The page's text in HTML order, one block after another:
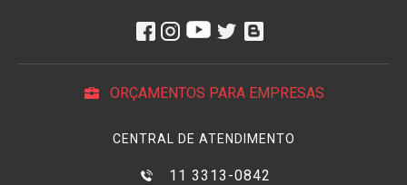
ORÇAMENTOS PARA EMPRESAS
CENTRAL DE ATENDIMENTO
11 3313-0842